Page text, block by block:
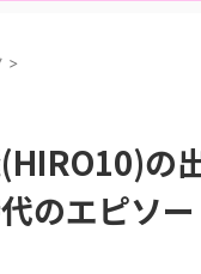
>
の
のエピソー